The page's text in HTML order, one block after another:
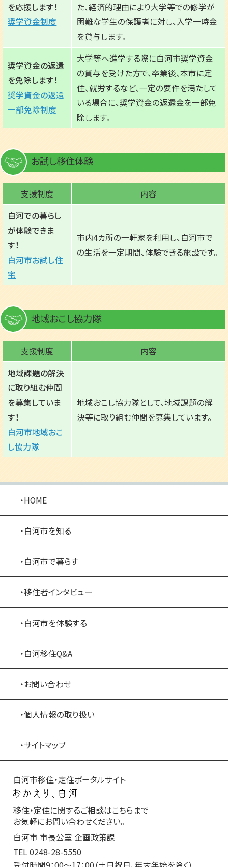
を応援します！
奨学資金制度
た、経済的理由により大学等での修学が
困難な学生の保護者に対し、入学一時金
を貸与します。
奨学資金の返還
を免除します！
奨学資金の返還
一部免除制度
大学等へ進学する際に白河市奨学資金
の貸与を受けた方で、卒業後、本市に定
住、就労するなど、一定の要件を満たして
いる場合に、奨学資金の返還金を一部免
除します。
お試し移住体験
支援制度
内容
白河での暮らし
が体験できま
す！
白河市お試し住
宅
市内4カ所の一軒家を利用し、白河市で
の生活を一定期間、体験できる施設です。
地域おこし協力隊
支援制度
内容
地域課題の解決
に取り組む仲間
を募集していま
す！
白河市地域おこ
し協力隊
地域おこし協力隊として、地域課題の解
決等に取り組む仲間を募集しています。
白河市移住・定住ポータルサイト
移住・定住に関するご相談はこちらまで
お気軽にお問い合わせください。
白河市 市長公室 企画政策課
TEL0248-28-5550
・HOME
・白河市を知る
・白河市で暮らす
・移住者インタビュー
・白河市を体験する
・白河移住Q&A
・お問い合わせ
・個人情報の取り扱い
・サイトマップ